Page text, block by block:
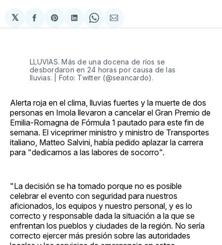
𝕏
Compartir
en
Share
on
Compartir
en
Share
on
Compartir
via
LLUVIAS. Más de una docena de ríos se
desbordaron en 24 horas por causa de las
lluvias. | Foto: Twitter (@seancardo).
Alerta roja en el clima, lluvias fuertes y la muerte de dos
personas en Imola llevaron a cancelar el Gran Premio de
Emilia-Romagna de Fórmula 1 pautado para este fin de
semana. El viceprimer ministro y ministro de Transportes
italiano, Matteo Salvini, había pedido aplazar la carrera
para "dedicarnos a las labores de socorro".
"La decisión se ha tomado porque no es posible
celebrar el evento con seguridad para nuestros
aficionados, los equipos y nuestro personal, y es lo
correcto y responsable dada la situación a la que se
enfrentan los pueblos y ciudades de la región. No sería
correcto ejercer más presión sobre las autoridades